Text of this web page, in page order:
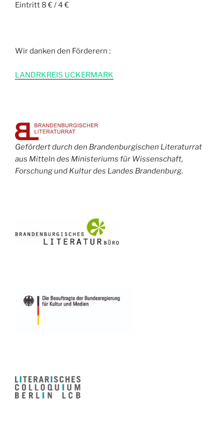
Eintritt 8 € / 4 €
Wir danken den Förderern :
LANDRKREIS UCKERMARK
Gefördert durch den Brandenburgischen Literaturrat
aus Mitteln des Ministeriums für Wissenschaft,
Forschung und Kultur des Landes Brandenburg.